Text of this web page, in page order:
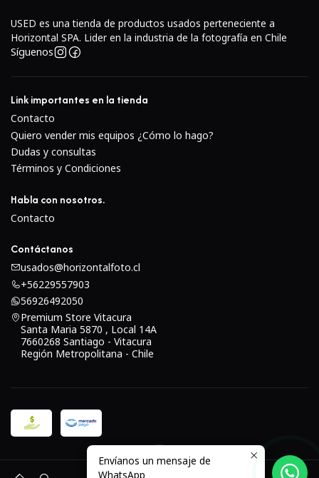
USED es una tienda de productos usados perteneciente a
Horizontal SPA. Lider en la industria de la fotografía en Chile
Síguenos
Link importantes en la tienda
Contacto
Quiero vender mis equipos ¿Cómo lo hago?
Dudas y consultas
Términos y Condiciones
Habla con nosotros.
Contacto
Contáctanos
usados@horizontalfoto.cl
+56229557903
56926492050
Premium Store Vitacura
Santa Maria 5870 , Local 14A
7660268 Santiago - Vitacura
Región Metropolitana - Chile
Envíanos un mensaje de
WhatsApp